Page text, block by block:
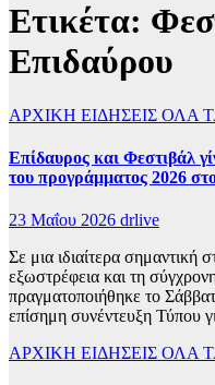
Ετικέτα:
Επιδαύρου
ΑΡΧΙΚΗ ΕΙΔΗΣΕΙΣ ΟΛΑ
Επίδαυρος και Φεστιβάλ
του προγράμματος 2026
23 Μαΐου 2026 drlive
Σε μια ιδιαίτερα σημαντική
εξωστρέφεια και τη
πραγματοποιήθηκε το
επίσημη συνέντευξη Τύπου
ΑΡΧΙΚΗ ΕΙΔΗΣΕΙΣ ΟΛΑ